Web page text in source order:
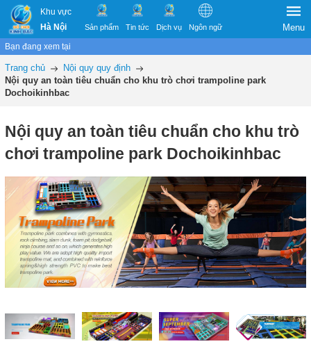
Khu vực
Hà Nội
Sản phẩm Tin tức Dịch vụ Ngôn ngữ Menu
Bạn đang xem tại
Trang chủ
Nội quy quy định
Nội quy an toàn tiêu chuẩn cho khu trò chơi trampoline park
Dochoikinhbac
Nội quy an toàn tiêu chuẩn cho khu trò
chơi trampoline park Dochoikinhbac